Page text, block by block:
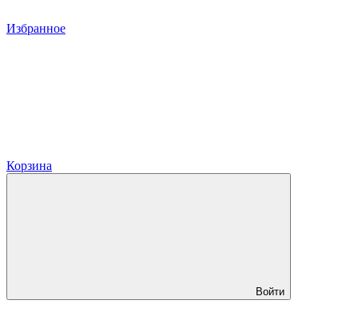
Избранное
Корзина
Войти